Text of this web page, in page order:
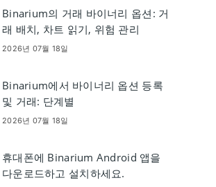
Binarium의 거래 바이너리 옵션: 거
래 배치, 차트 읽기, 위험 관리
2026년 07월 18일
Binarium에서 바이너리 옵션 등록
및 거래: 단계별
2026년 07월 18일
휴대폰에 Binarium Android 앱을
다운로드하고 설치하세요.